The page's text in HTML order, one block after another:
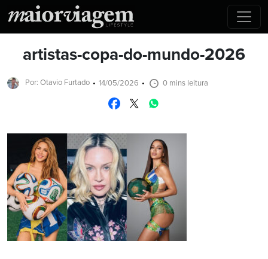
artistas-copa-do-mundo-2026
Por: Otavio Furtado 14/05/2026 0 mins leitura